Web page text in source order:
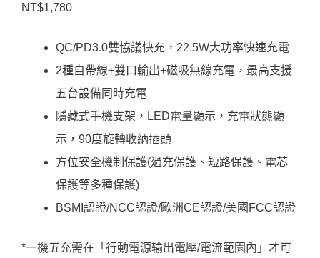
NT$1,780
QC/PD3.0雙協議快充，22.5W大功率快速充電
2種自帶線+雙口輸出+磁吸無線充電，最高支援
五台設備同時充電
隱藏式手機支架，LED電量顯示，充電狀態顯
示，90度旋轉收納插頭
方位安全機制保護(過充保護、短路保護、電芯
保護等多種保護)
BSMI認證/NCC認證/歐洲CE認證/美國FCC認證
*一機五充需在「行動電源输出電壓/電流範園內」才可